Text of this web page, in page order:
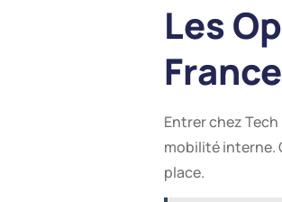
Les
Entrer chez
mobilité interne.
place.